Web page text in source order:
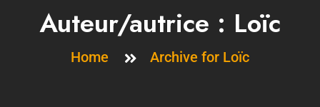
Auteur/autrice : Loïc
Home Archive for Loïc